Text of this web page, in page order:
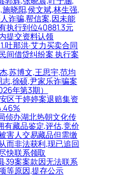
晓阳,侯文斌,林生强,
诈骗,帮信案,因未能
执行到位40881.3元
提交资料认领
吐那洪·艾力买卖合同
间借贷纠纷案 执行案
,苏博文,王思宇,范均
,徐硕,尹家乐诈骗案
年第3期）
区于婷婷案退赔集资
侦办湖北热朝文化传
有藏品鉴定,评估,竞价
害人交易藏品但需缴
而非法获利,现已追回
快联系领取
39案案款因无法联系
等原因,提存公示